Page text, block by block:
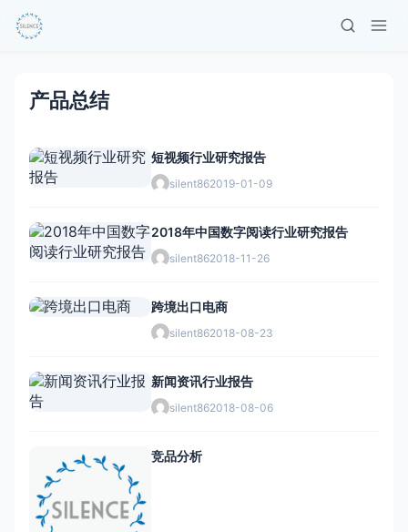
产品总结
短视频行业研究报告
silent862019-01-09
2018年中国数字阅读行业研究报告
silent862018-11-26
跨境出口电商
silent862018-08-23
新闻资讯行业报告
silent862018-08-06
竞品分析